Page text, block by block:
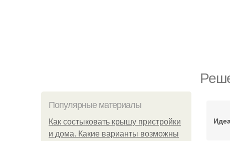
Популярные материалы
Как состыковать крышу пристройки
и дома. Какие варианты возможны